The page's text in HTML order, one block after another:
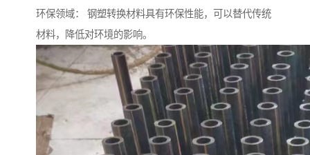
环保领域： 钢塑转换材料具有环保性能，可以替代传统
材料，降低对环境的影响。